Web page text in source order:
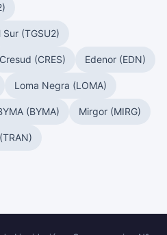
(TGSU2)
Cresud (CRES) Edenor (EDN)
Loma Negra (LOMA)
(BYMA) Mirgor (MIRG)